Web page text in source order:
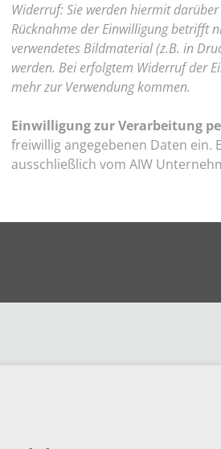
Widerruf: Sie werden hiermit
Rücknahme der Einwilligung betrifft
verwendetes Bildmaterial (z.B. in
werden. Bei erfolgtem Widerruf der
mehr zur Verwendung kommen.
Einwilligung zur Verarbeitung
freiwillig angegebenen Daten
ausschließlich vom AIW